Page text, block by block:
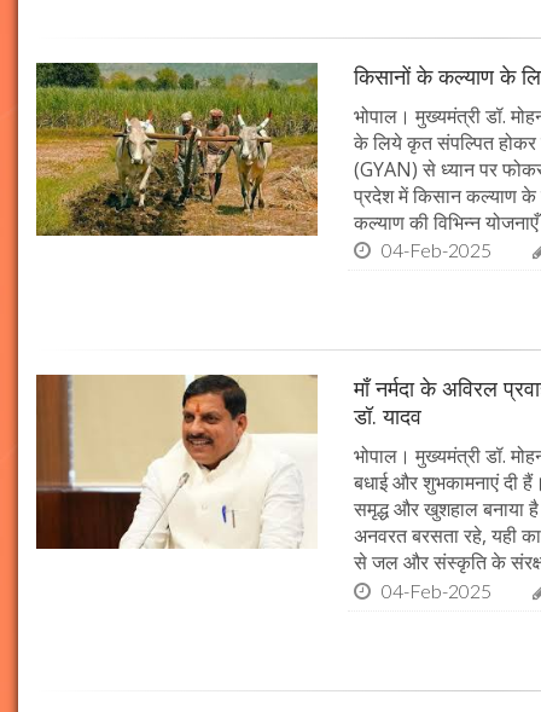
किसानों के कल्याण के
भोपाल। मुख्यमंत्री डॉ.
के लिये कृत संपल्पित होकर
(GYAN) से ध्यान पर
प्रदेश में किसान कल्याण के
कल्याण की विभिन्न
04-Feb-2025
माँ नर्मदा के अविरल
डॉ. यादव
भोपाल। मुख्यमंत्री डॉ.
बधाई और शुभकामनाएं दी
समृद्ध और खुशहाल बनाया
अनवरत बरसता रहे, यही
से जल और संस्कृति के
04-Feb-2025